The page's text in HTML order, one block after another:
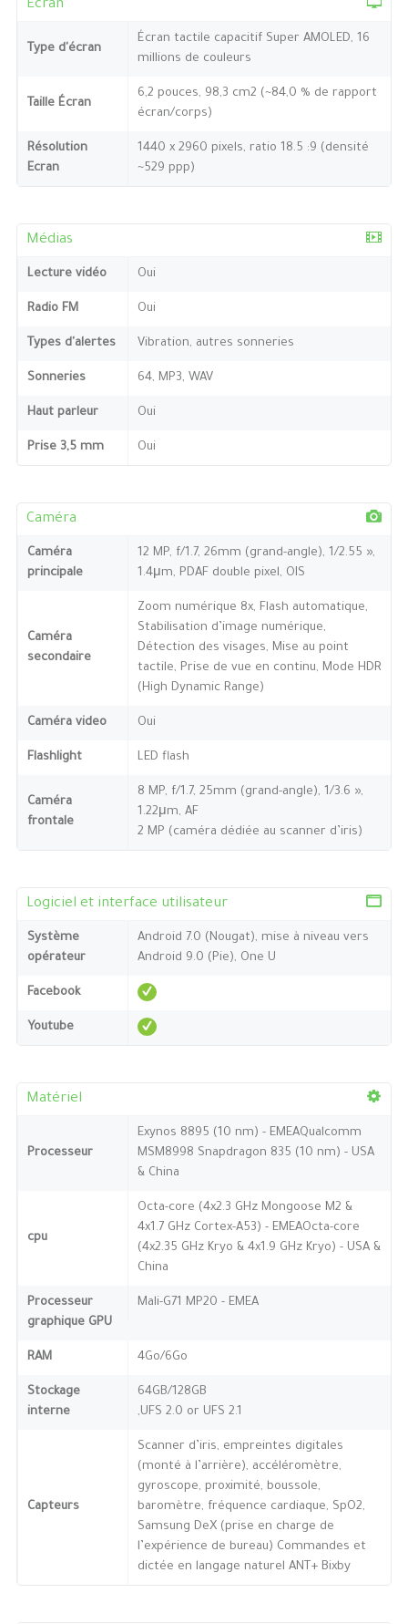
Ecran
Type d'écran
Écran tactile capacitif Super AMOLED, 16
millions de couleurs
Taille Écran
6,2 pouces, 98,3 cm2 (~84,0 % de rapport
écran/corps)
Résolution
Ecran
1440 x 2960 pixels, ratio 18.5 :9 (densité
~529 ppp)
Médias
Lecture vidéo Oui
Radio FM Oui
Types d'alertes Vibration, autres sonneries
Sonneries 64, MP3, WAV
Haut parleur Oui
Prise 3,5 mm Oui
Caméra
Caméra
principale
12 MP, f/1.7, 26mm (grand-angle), 1/2.55 »,
1.4μm, PDAF double pixel, OIS
Caméra
secondaire
Zoom numérique 8x, Flash automatique,
Stabilisation d’image numérique,
Détection des visages, Mise au point
tactile, Prise de vue en continu, Mode HDR
(High Dynamic Range)
Caméra video Oui
Flashlight LED flash
Caméra
frontale
8 MP, f/1.7, 25mm (grand-angle), 1/3.6 »,
1.22μm, AF
2 MP (caméra dédiée au scanner d’iris)
Logiciel et interface utilisateur
Système
opérateur
Android 7.0 (Nougat), mise à niveau vers
Android 9.0 (Pie), One U
Facebook
Youtube
Matériel
Processeur
Exynos 8895 (10 nm) - EMEAQualcomm
MSM8998 Snapdragon 835 (10 nm) - USA
& China
cpu
Octa-core (4x2.3 GHz Mongoose M2 &
4x1.7 GHz Cortex-A53) - EMEAOcta-core
(4x2.35 GHz Kryo & 4x1.9 GHz Kryo) - USA &
China
Processeur
graphique GPU
Mali-G71 MP20 - EMEA
RAM 4Go/6Go
Stockage
interne
64GB/128GB
,UFS 2.0 or UFS 2.1
Capteurs
Scanner d’iris, empreintes digitales
(monté à l’arrière), accéléromètre,
gyroscope, proximité, boussole,
baromètre, fréquence cardiaque, SpO2,
Samsung DeX (prise en charge de
l’expérience de bureau) Commandes et
dictée en langage naturel ANT+ Bixby